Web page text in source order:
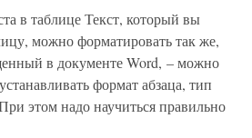
в таблице Текст, который вы
можно форматировать так же,
в документе Word, – можно
формат абзаца, тип
этом надо научиться правильно